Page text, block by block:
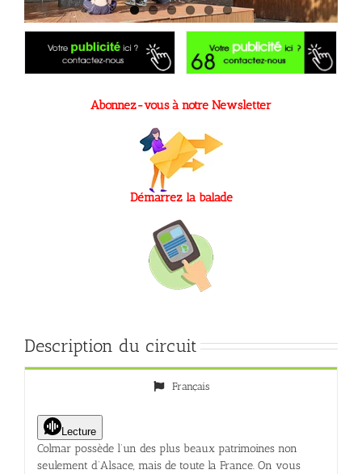
Abonnez-vous à notre Newsletter
Démarrez la balade
Description du circuit
Français
Lecture
Colmar possède l’un des plus beaux patrimoines non
seulement d’Alsace, mais de toute la France. On vous